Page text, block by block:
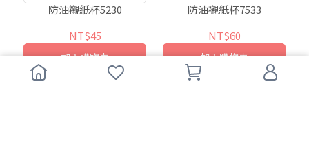
寸依照標示為準。
防油襯紙杯5230
NT$45
加入購物車
防油襯紙杯7533
NT$60
加入購物車